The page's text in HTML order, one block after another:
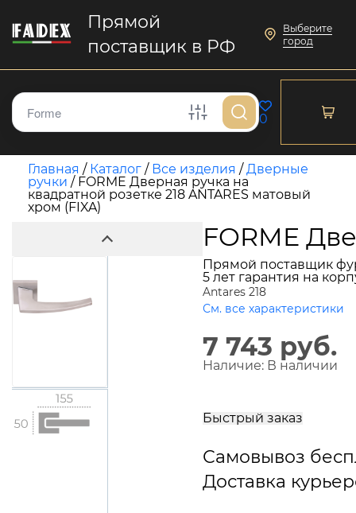
Прямой
поставщик в РФ
Выберите
город
0
Главная / Каталог / Все изделия /Дверные
ручки / FORME Дверная ручка на
квадратной розетке 218 ANTARES матовый
хром (FIXA)
FORME
Прямой поставщик
5 лет гарантия на
Antares 218
См. все характеристики
7 743 руб.
Наличие: В наличии
Быстрый заказ
Самовывоз
Доставка